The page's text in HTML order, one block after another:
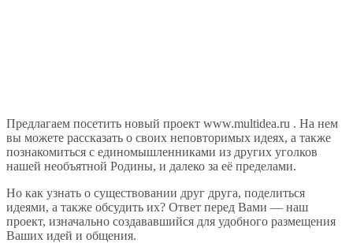
Предлагаем посетить новый проект www.multidea.ru . На нем
вы можете рассказать о своих неповторимых идеях, а также
познакомиться с единомышленниками из других уголков
нашей необъятной Родины, и далеко за её пределами.
Но как узнать о существовании друг друга, поделиться
идеями, а также обсудить их? Ответ перед Вами — наш
проект, изначально создававшийся для удобного размещения
Ваших идей и общения.